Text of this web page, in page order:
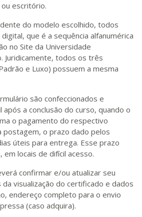
escritório.
do modelo escolhido, todos
que é a sequência alfanumérica
no Site da Universidade
Juridicamente, todos os três
e Luxo) possuem a mesma
são confeccionados e
após a conclusão do curso, quando o
o pagamento do respectivo
postagem, o prazo dado pelos
úteis para entrega. Esse prazo
locais de difícil acesso.
confirmar e/ou atualizar seu
visualização do certificado e dados
endereço completo para o envio
(caso adquira).